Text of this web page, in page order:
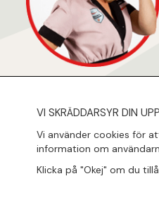
VI SKRÄDDARSYR DIN
Vi använder cookies för
information om
Klicka på "Okej" om du